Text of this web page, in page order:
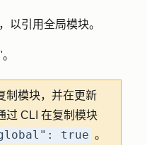
，以引用全局模块。
。
制模块，并在更新
过 CLI 在复制模块
true 。